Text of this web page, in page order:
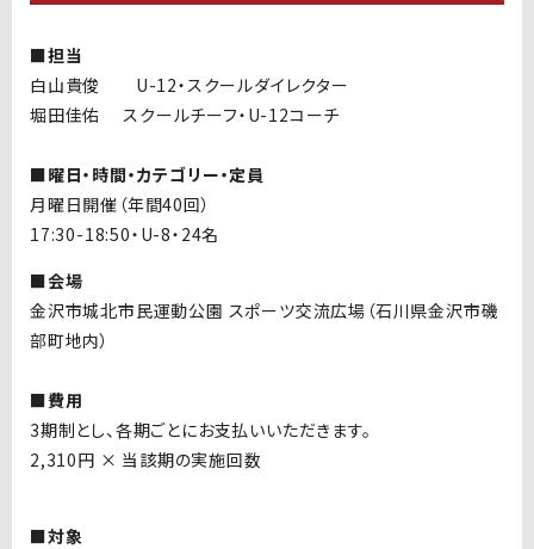
■担当
白山貴俊 U-12・スクールダイレクター
堀田佳佑
スクールチーフ・ U-12コーチ
■曜日・時間・カテゴリー・定員
月曜日開催（年間40回）
17:30-18:50・U-8・24名
■会場
金沢市城北市民運動公園 スポーツ交流広場（石川県金沢市磯
部町地内）
■費用
3期制とし、各期ごとにお支払いいただきます。
2,310円 × 当該期の実施回数
■対象